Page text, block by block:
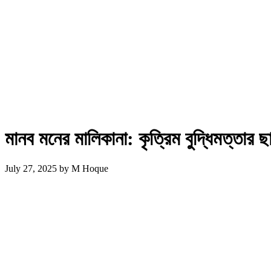
মানব মনের মালিকানা: কৃত্রিম বুদ্ধিমত্তার
July 27, 2025 by M Hoque